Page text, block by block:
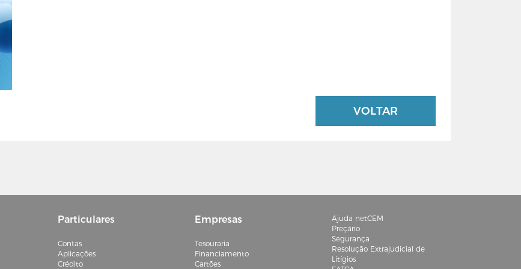
VOLTAR
Particulares
Contas
Aplicações
Crédito
Empresas
Tesouraria
Financiamento
Cartões
Ajuda netCEM
Preçário
Segurança
Resolução Extrajudicial de
Litígios